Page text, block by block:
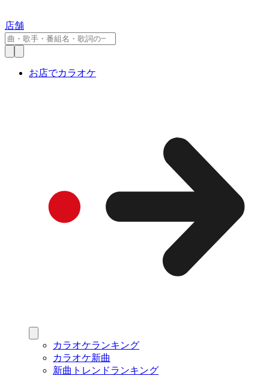
店舗
お店でカラオケ
カラオケランキング
カラオケ新曲
新曲トレンドランキング